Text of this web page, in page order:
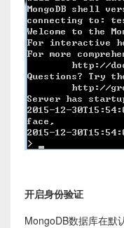
开启身份验证
MongoDB数据库在默